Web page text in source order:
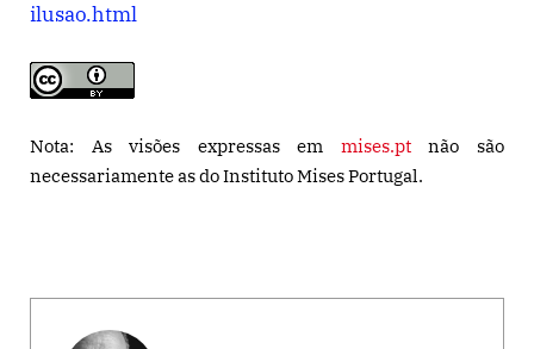
ilusao.html
Nota: As visões expressas em mises.ptnão são
necessariamente as do Instituto Mises Portugal.